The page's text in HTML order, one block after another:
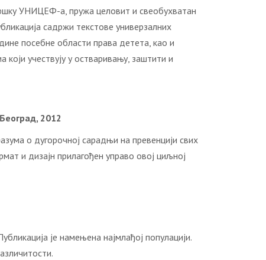
УНИЦЕФ-a, пружа целовит и свеобухватан
садржи текстове универзалних
посебне области права детета, као и
учествују у остваривању, заштити и
2012
о дугорочној сарадњи на превенцији свих
и дизајн прилагођен управо овој циљној
је намењена најмлађој популацији.